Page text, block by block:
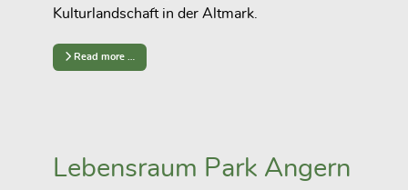
Kulturlandschaft in der Altmark.
Read more …
Lebensraum Park Angern